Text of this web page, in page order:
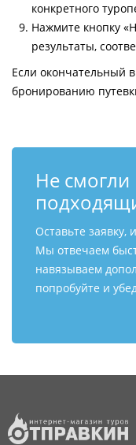
конкретного
Нажмите кнопку
результаты,
Если окончательный
бронированию
Не
Оставьте
Мы отвечаем
навязываем
попробуйте и